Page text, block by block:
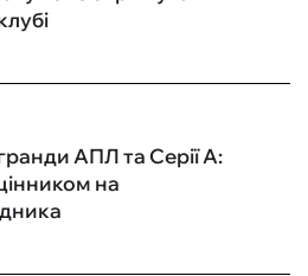
АПЛ та Серії А:
на